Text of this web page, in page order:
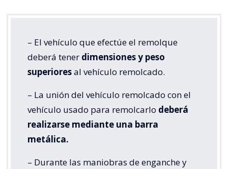
– El vehículo que efectúe el remolque
deberá tener dimensiones y peso
superioresal vehículo remolcado.
– La unión del vehículo remolcado con el
vehículo usado para remolcarlo deberá
realizarse mediante una barra
metálica.
– Durante las maniobras de enganche y